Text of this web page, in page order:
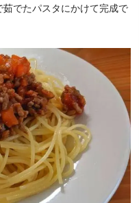
でたパスタにかけて完成で